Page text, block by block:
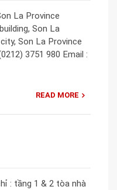
La Province
Son La
Son La Province
3751 980 Email :
READ MORE
: tầng 1 & 2 tòa nhà